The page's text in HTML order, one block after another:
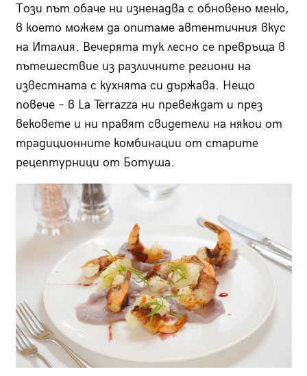
Този път обаче ни изненадва с обновено меню,
в което можем да опитаме автентичния вкус
на Италия. Вечерята тук лесно се превръща в
пътешествие из различните региони на
известната с кухнята си държава. Нещо
повече – в La Terrazza ни превеждат и през
вековете и ни правят свидетели на някои от
традиционните комбинации от старите
рецептурници от Ботуша.